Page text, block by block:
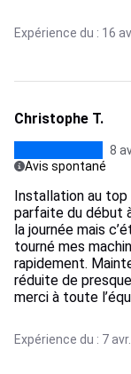
Expérience du : 16
Christophe T.
8
Avis spontané
Installation au top
parfaite du début
la journée mais
tourné mes
rapidement.
réduite de
merci à toute
Expérience du : 7